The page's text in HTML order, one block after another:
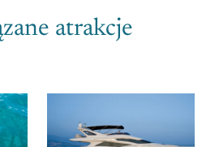
atrakcje